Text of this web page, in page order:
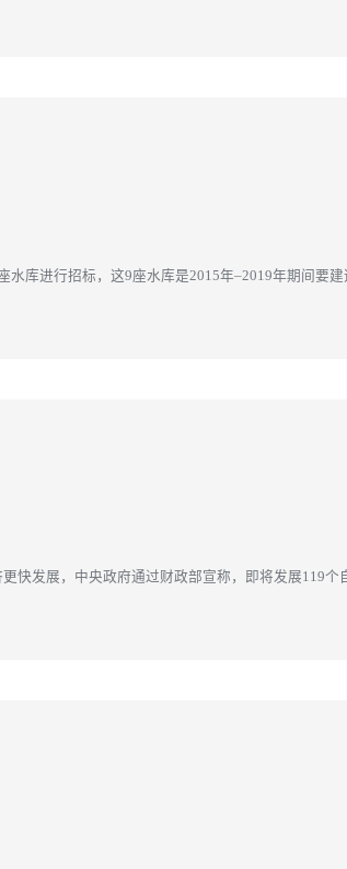
水库进行招标，这9座水库是2015年–2019年期间
快发展，中央政府通过财政部宣称，即将发展119